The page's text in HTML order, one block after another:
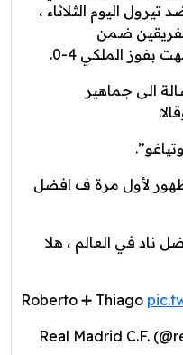
تيرول اليوم الثلاثاء ،
ضمن
بفوز الملكي 4-0.
الى جماهير
لأول مرة ف افضل
ناد في العالم ، هلا
Roberto ➕ Thiago